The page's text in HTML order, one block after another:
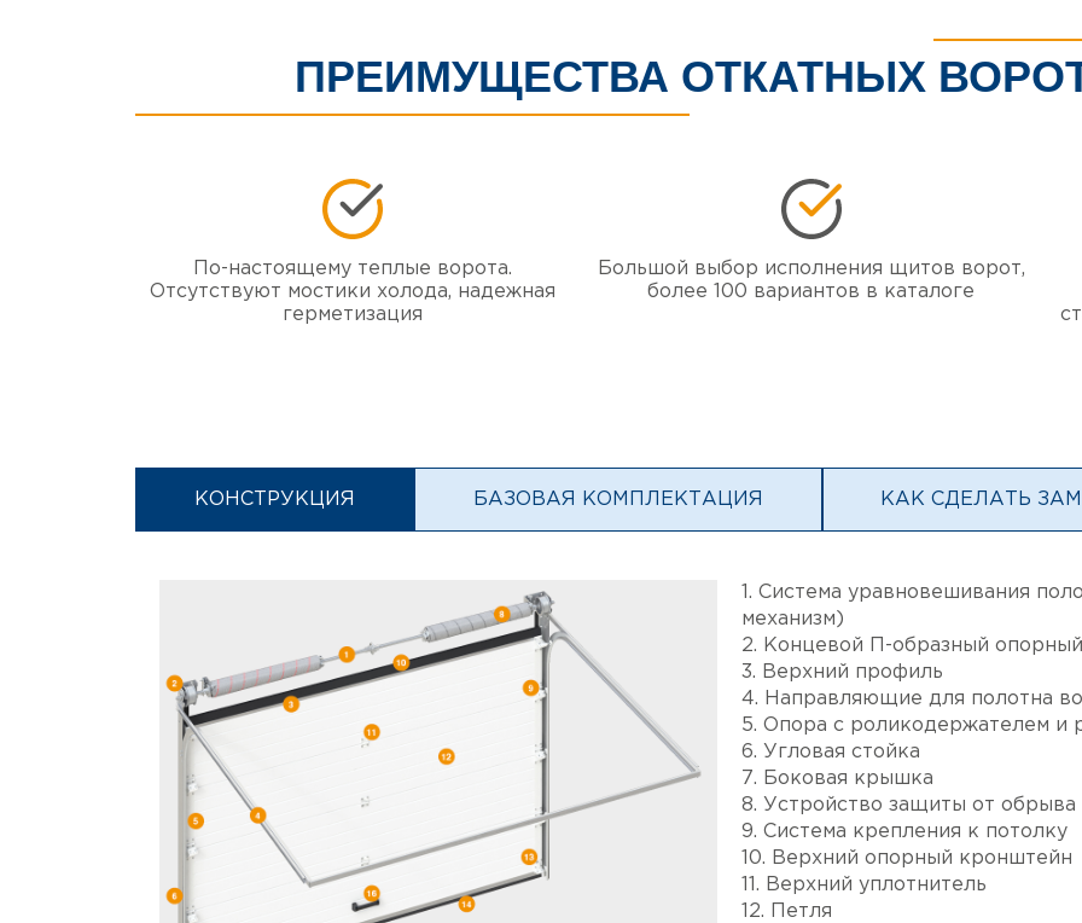
ПРЕИМУЩЕСТВА ОТКАТНЫХ ВОРОТ
По-настоящему теплые ворота.
Отсутствуют мостики холода, надежная
герметизация
Большой выбор исполнения щитов ворот,
более 100 вариантов в каталоге
КОНСТРУКЦИЯ БАЗОВАЯ КОМПЛЕКТАЦИЯ КАК СДЕЛАТЬ
1. Система уравновешивания
механизм)
2. Концевой П-образный
3. Верхний профиль
4. Направляющие для полотна
5. Опора с роликодержателем и
6. Угловая стойка
7. Боковая крышка
8. Устройство защиты от
9. Система крепления к потолку
10. Верхний опорный кронштейн
11. Верхний уплотнитель
12. Петля